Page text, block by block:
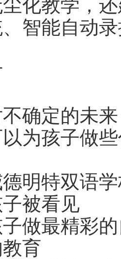
化教学，
、智能自动
确定的未来
为孩子做
明特双语
被看见
做最精彩
育